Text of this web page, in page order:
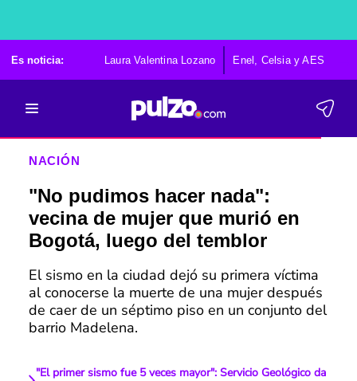
Es noticia: Laura Valentina Lozano Enel, Celsia y AES
NACIÓN
"No pudimos hacer nada":
vecina de mujer que murió en
Bogotá, luego del temblor
El sismo en la ciudad dejó su primera víctima
al conocerse la muerte de una mujer después
de caer de un séptimo piso en un conjunto del
barrio Madelena.
"El primer sismo fue 5 veces mayor": Servicio Geológico da